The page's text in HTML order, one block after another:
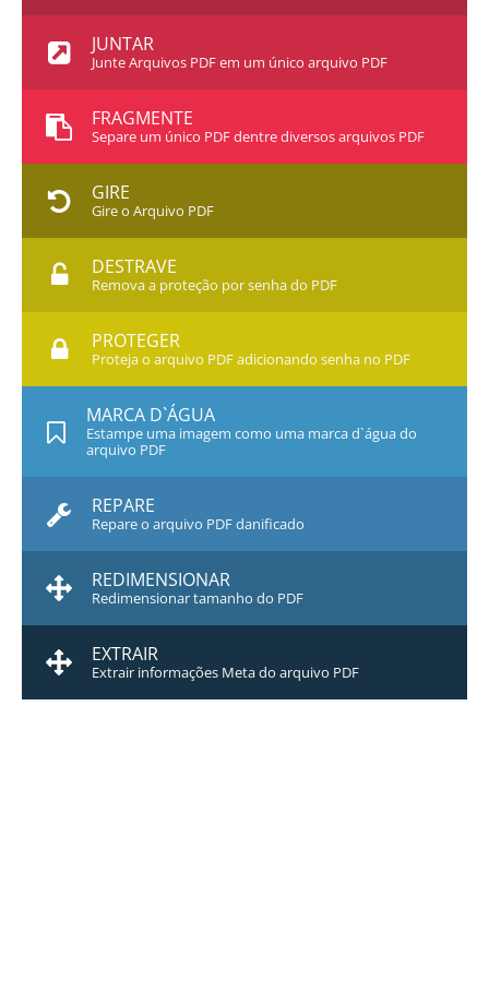
JUNTAR
Junte Arquivos PDF em um único arquivo PDF
FRAGMENTE
Separe um único PDF dentre diversos arquivos PDF
GIRE
Gire o Arquivo PDF
DESTRAVE
Remova a proteção por senha do PDF
PROTEGER
Proteja o arquivo PDF adicionando senha no PDF
MARCA D`ÁGUA
Estampe uma imagem como uma marca d`água do
arquivo PDF
REPARE
Repare o arquivo PDF danificado
REDIMENSIONAR
Redimensionar tamanho do PDF
EXTRAIR
Extrair informações Meta do arquivo PDF